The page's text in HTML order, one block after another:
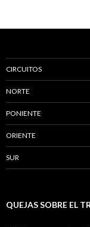
CIRCUITOS
NORTE
PONIENTE
ORIENTE
SUR
QUEJAS SOBRE EL